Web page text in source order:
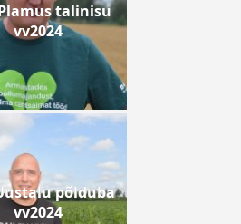
talinisu
vv2024
põlduba
vv2024